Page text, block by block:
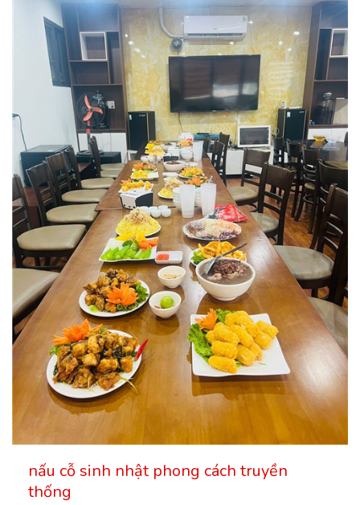
nấu cỗ sinh nhật phong cách truyền
thống